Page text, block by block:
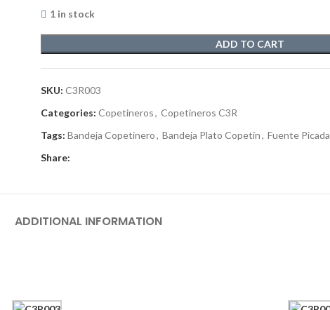
1 in stock
ADD TO CART
SKU: C3R003
Categories: Copetineros, Copetineros C3R
Tags: Bandeja Copetinero, Bandeja Plato Copetín, Fuente Picada
Share:
ADDITIONAL INFORMATION